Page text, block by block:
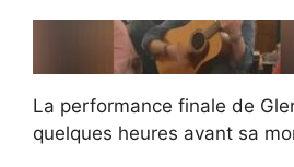
La performance finale de
quelques heures avant sa